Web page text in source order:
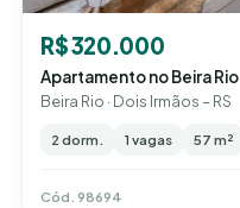
R$ 320.000
Apartamento no Beira Rio
Beira Rio · Dois Irmãos – RS
2 dorm. 1 vagas 57 m²
Cód. 98694